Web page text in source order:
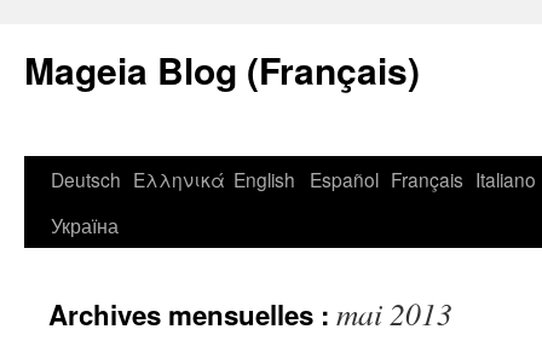
Mageia Blog (Français)
Deutsch Ελληνικά English Español Français Italiano
Україна
Archives mensuelles : mai 2013